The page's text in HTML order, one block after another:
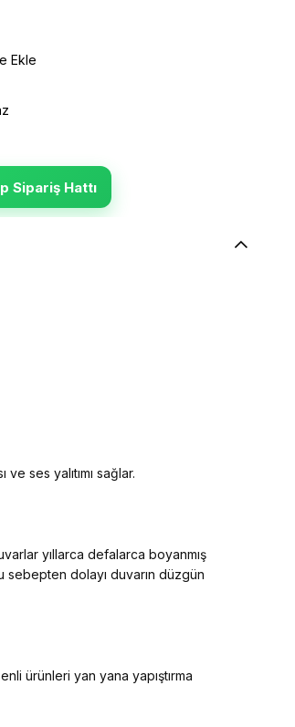
Ekle
Sipariş Hattı
ses yalıtımı sağlar.
yıllarca defalarca boyanmış
sebepten dolayı duvarın düzgün
ürünleri yan yana yapıştırma